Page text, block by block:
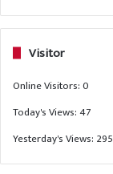
Visitor
Online Visitors:0
Today's Views:47
Yesterday's Views: 295